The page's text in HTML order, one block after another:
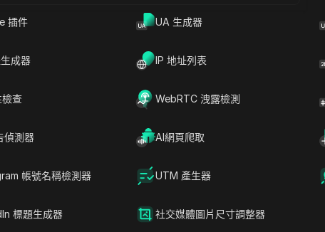
插件 UA 生成器
成器 IP 地址列表
查 WebRTC 洩露檢測
偵測器 AI網頁爬取
帳號名稱檢測器 UTM 產生器
標題生成器 社交媒體圖片尺寸調整器
策略是至關重
並繞過地區限
告元素和策